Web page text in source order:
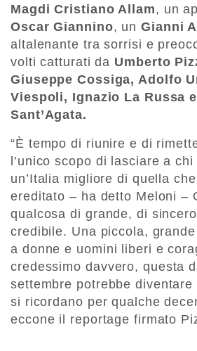
Magdi Cristiano Allam, un
Oscar Giannino, unGianni
altalenante tra sorrisi e
volti catturati da Umberto
Giuseppe Cossiga, Adolfo
Viespoli, Ignazio La Russa
Sant’Agata.
“È tempo di riunire e di
l’unico scopo di lasciare a
un’Italia migliore di quella
ereditato – ha detto Meloni –
qualcosa di grande, di
credibile. Una piccola,
a donne e uomini liberi e
credessimo davvero, questa
settembre potrebbe
si ricordano per qualche
eccone il reportage firmato